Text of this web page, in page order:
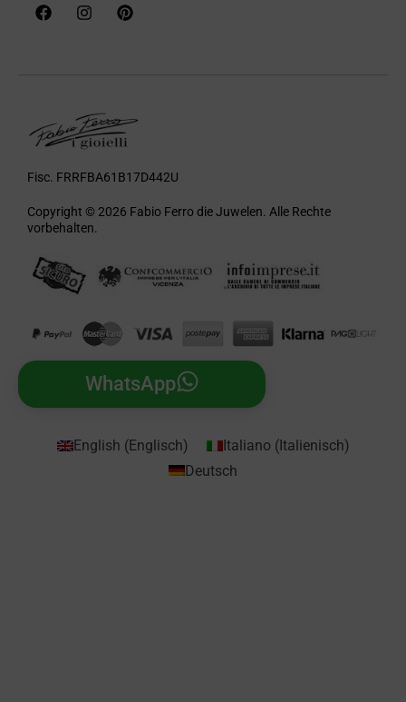
Fisc. FRRFBA61B17D442U
Copyright © 2026 Fabio Ferro die Juwelen. Alle Rechte
vorbehalten.
WhatsApp
English (Englisch) Italiano (Italienisch)
Deutsch